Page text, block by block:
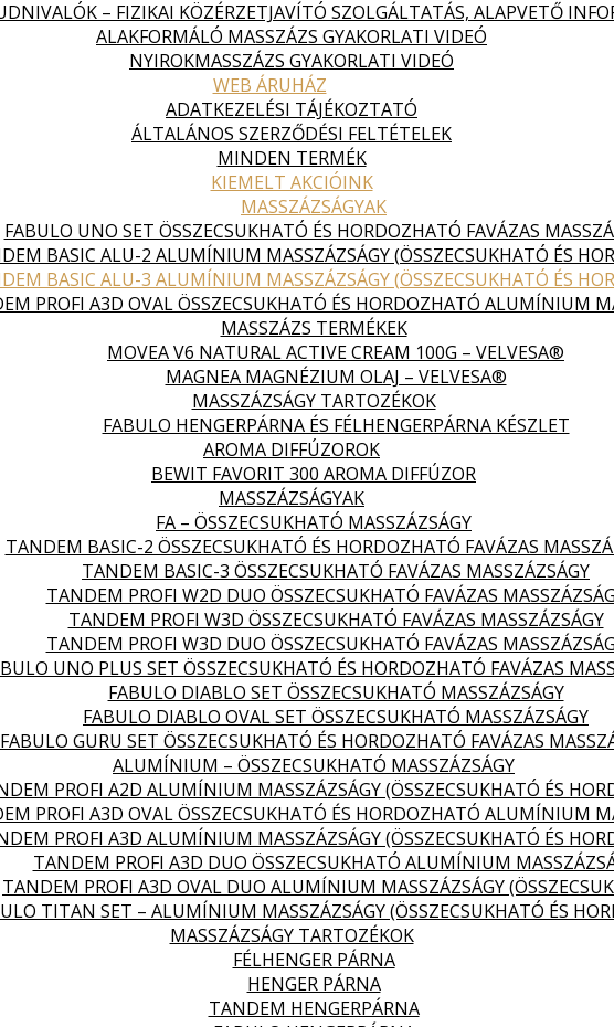
– FIZIKAI KÖZÉRZETJAVÍTÓ SZOLGÁLTATÁS, ALAPVETŐ
ALAKFORMÁLÓ MASSZÁZS GYAKORLATI VIDEÓ
NYIROKMASSZÁZS GYAKORLATI VIDEÓ
WEB ÁRUHÁZ
ADATKEZELÉSI TÁJÉKOZTATÓ
ÁLTALÁNOS SZERZŐDÉSI FELTÉTELEK
MINDEN TERMÉK
KIEMELT AKCIÓINK
MASSZÁZSÁGYAK
FABULO UNO SET ÖSSZECSUKHATÓ ÉS HORDOZHATÓ FAVÁZAS
BASIC ALU-2 ALUMÍNIUM MASSZÁZSÁGY (ÖSSZECSUKHATÓ ÉS
BASIC ALU-3 ALUMÍNIUM MASSZÁZSÁGY (ÖSSZECSUKHATÓ ÉS
PROFI A3D OVAL ÖSSZECSUKHATÓ ÉS HORDOZHATÓ ALUMÍNIUM
MASSZÁZS TERMÉKEK
MOVEA V6 NATURAL ACTIVE CREAM 100G – VELVESA®
MAGNEA MAGNÉZIUM OLAJ – VELVESA®
MASSZÁZSÁGY TARTOZÉKOK
FABULO HENGERPÁRNA ÉS FÉLHENGERPÁRNA KÉSZLET
AROMA DIFFÚZOROK
BEWIT FAVORIT 300 AROMA DIFFÚZOR
MASSZÁZSÁGYAK
FA – ÖSSZECSUKHATÓ MASSZÁZSÁGY
TANDEM BASIC-2 ÖSSZECSUKHATÓ ÉS HORDOZHATÓ FAVÁZAS
TANDEM BASIC-3 ÖSSZECSUKHATÓ FAVÁZAS MASSZÁZSÁGY
TANDEM PROFI W2D DUO ÖSSZECSUKHATÓ FAVÁZAS
TANDEM PROFI W3D ÖSSZECSUKHATÓ FAVÁZAS MASSZÁZSÁGY
TANDEM PROFI W3D DUO ÖSSZECSUKHATÓ FAVÁZAS
UNO PLUS SET ÖSSZECSUKHATÓ ÉS HORDOZHATÓ FAVÁZAS
FABULO DIABLO SET ÖSSZECSUKHATÓ MASSZÁZSÁGY
FABULO DIABLO OVAL SET ÖSSZECSUKHATÓ MASSZÁZSÁGY
FABULO GURU SET ÖSSZECSUKHATÓ ÉS HORDOZHATÓ FAVÁZAS
ALUMÍNIUM – ÖSSZECSUKHATÓ MASSZÁZSÁGY
PROFI A2D ALUMÍNIUM MASSZÁZSÁGY (ÖSSZECSUKHATÓ ÉS
PROFI A3D OVAL ÖSSZECSUKHATÓ ÉS HORDOZHATÓ ALUMÍNIUM
PROFI A3D ALUMÍNIUM MASSZÁZSÁGY (ÖSSZECSUKHATÓ ÉS
TANDEM PROFI A3D DUO ÖSSZECSUKHATÓ ALUMÍNIUM
TANDEM PROFI A3D OVAL DUO ALUMÍNIUM MASSZÁZSÁGY
TITAN SET – ALUMÍNIUM MASSZÁZSÁGY (ÖSSZECSUKHATÓ ÉS
MASSZÁZSÁGY TARTOZÉKOK
FÉLHENGER PÁRNA
HENGER PÁRNA
TANDEM HENGERPÁRNA